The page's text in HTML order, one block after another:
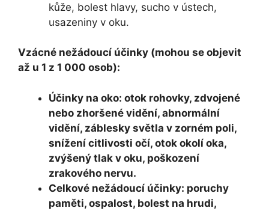
kůže, bolest hlavy, sucho v ústech,
usazeniny v oku.
Vzácné nežádoucí účinky (mohou se objevit
až u 1 z 1 000 osob):
Účinky na oko: otok rohovky, zdvojené
nebo zhoršené vidění, abnormální
vidění, záblesky světla v zorném poli,
snížení citlivosti očí, otok okolí oka,
zvýšený tlak v oku, poškození
zrakového nervu.
Celkové nežádoucí účinky: poruchy
paměti, ospalost, bolest na hrudi,